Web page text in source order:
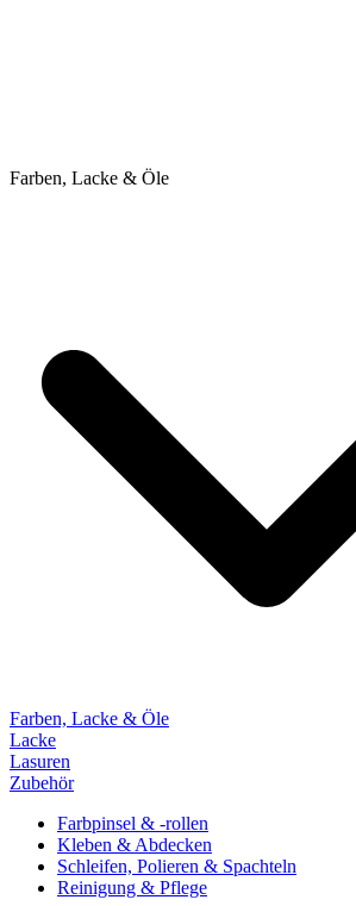
Farben, Lacke & Öle
Farben, Lacke & Öle
Lacke
Lasuren
Zubehör
Farbpinsel & -rollen
Kleben & Abdecken
Schleifen, Polieren & Spachteln
Reinigung & Pflege